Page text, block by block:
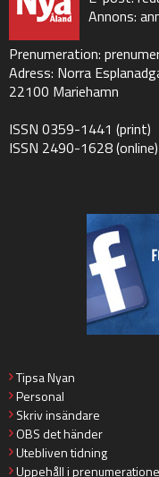
Annons:
Prenumeration:
Adress: Norra
22100 Mariehamn
ISSN 0359-1441 (print)
ISSN 2490-1628 (online)
Tipsa Nyan
Personal
Skriv insändare
OBS det händer
Utebliven tidning
Uppehåll i